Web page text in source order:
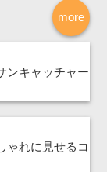
more
ンキャッチャー
ゃれに見せるコ